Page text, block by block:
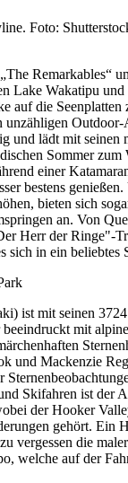
Foto:
Remarkables“
Lake Wakatipu
auf die Seenplatten
unzähligen
und lädt mit seinen
Sommer zum
einer
bestens
bieten sich
an. Von
Herr der Ringe"-
sich in ein beliebtes
ist mit seinen
mit
und Mackenzie
Skifahren ist der
der Hooker
gehört. Ein
vergessen die
welche auf der